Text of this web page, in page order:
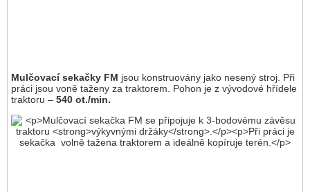
Mulčovací sekačky FM jsou konstruovány jako nesený stroj. Při
práci jsou voně taženy za traktorem. Pohon je z vývodové hřídele
traktoru – 540 ot./min.